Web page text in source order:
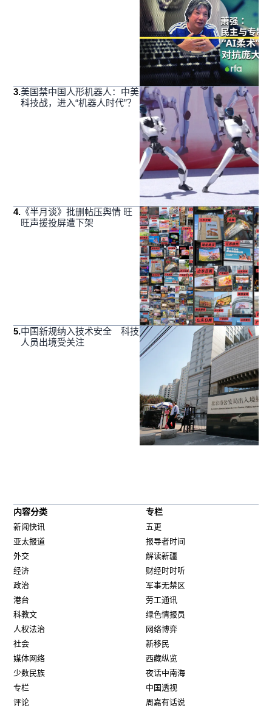
3.美国禁中国人形机器人：中美
科技战，进入“机器人时代”？
4. 《半月谈》批删帖压舆情 旺
旺声援投屏遭下架
5.中国新规纳入技术安全 科技
人员出境受关注
内容分类
新闻快讯
亚太报道
外交
经济
政治
港台
科教文
人权法治
社会
媒体网络
少数民族
专栏
评论
专栏
五更
报导者时间
解读新疆
财经时时听
军事无禁区
劳工通讯
绿色情报员
网络博弈
新移民
西藏纵览
夜话中南海
中国透视
周嘉有话说